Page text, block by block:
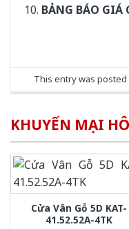
BẢNG BÁO GIÁ
This entry was posted
KHUYẾN MẠI
Cửa Vân Gỗ 5D KAT-
41.52.52A-4TK